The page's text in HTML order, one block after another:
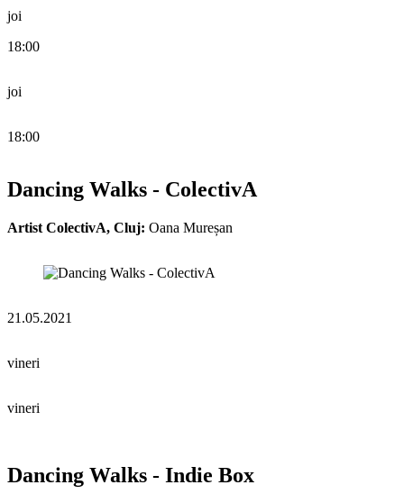
joi
18:00
joi
18:00
Dancing Walks - ColectivA
Artist ColectivA, Cluj: Oana Mureșan
21.05.2021
vineri
vineri
Dancing Walks - Indie Box